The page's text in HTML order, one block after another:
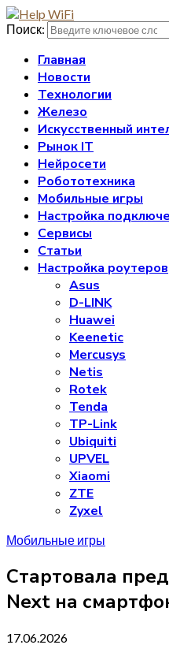
Поиск:
Главная
Новости
Технологии
Железо
Искусственный
Рынок IT
Нейросети
Робототехника
Мобильные игры
Настройка
Сервисы
Статьи
Настройка роутеров
Asus
D-LINK
Huawei
Keenetic
Mercusys
Netis
Rotek
Tenda
TP-Link
Ubiquiti
UPVEL
Xiaomi
ZTE
Zyxel
Мобильные игры
Стартовала
Next на
17.06.2026